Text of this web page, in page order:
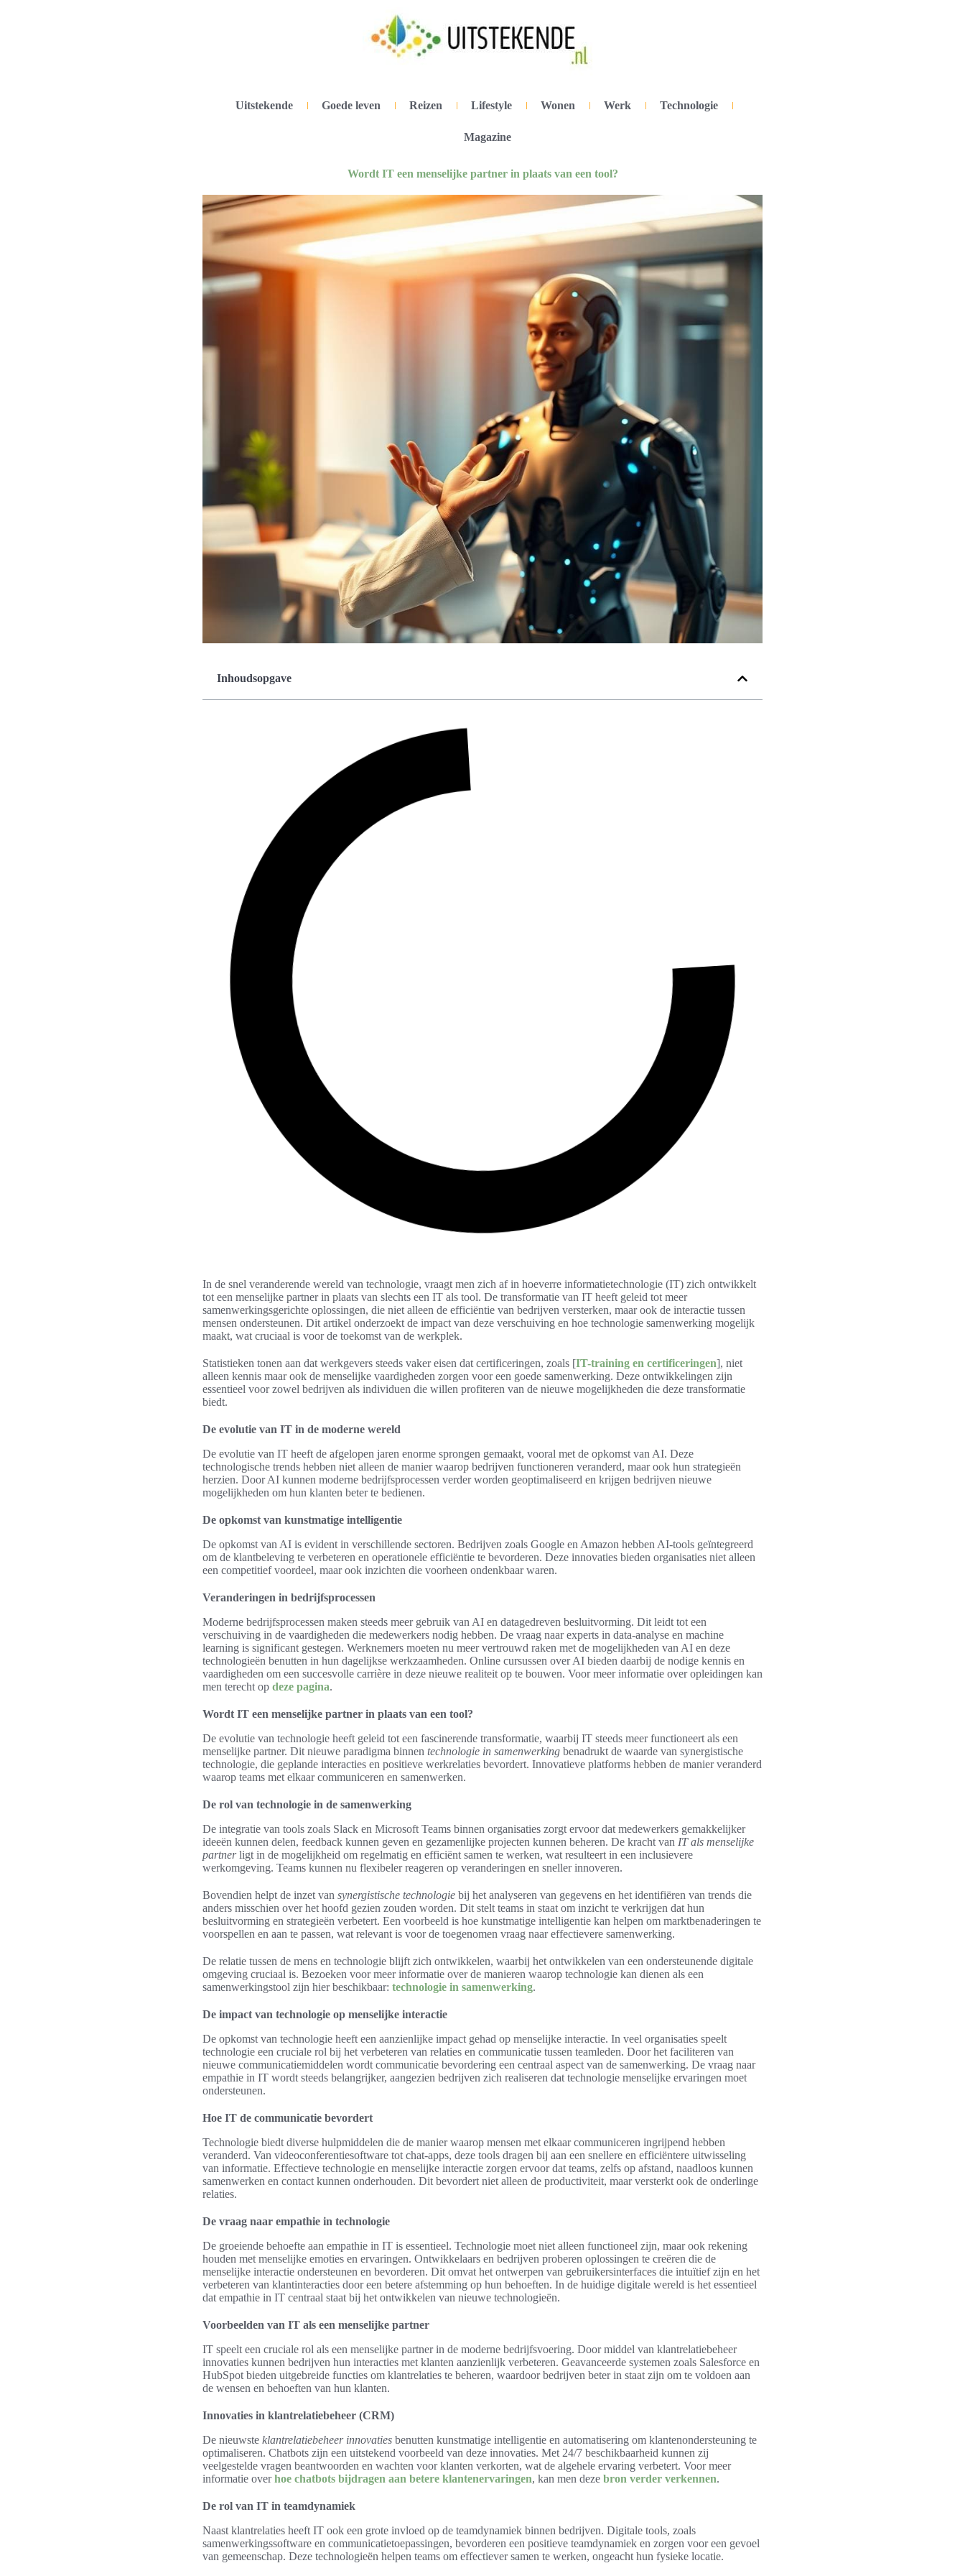
Uitstekende Goede leven Reizen Lifestyle Wonen Werk Technologie
Magazine
Wordt IT een menselijke partner in plaats van een tool?
Inhoudsopgave
In de snel veranderende wereld van technologie, vraagt men zich af in hoeverre informatietechnologie (IT) zich ontwikkelt
tot een menselijke partner in plaats van slechts een IT als tool. De transformatie van IT heeft geleid tot meer
samenwerkingsgerichte oplossingen, die niet alleen de efficiëntie van bedrijven versterken, maar ook de interactie tussen
mensen ondersteunen. Dit artikel onderzoekt de impact van deze verschuiving en hoe technologie samenwerking mogelijk
maakt, wat cruciaal is voor de toekomst van de werkplek.
Statistieken tonen aan dat werkgevers steeds vaker eisen dat certificeringen, zoals [IT-training en certificeringen], niet
alleen kennis maar ook de menselijke vaardigheden zorgen voor een goede samenwerking. Deze ontwikkelingen zijn
essentieel voor zowel bedrijven als individuen die willen profiteren van de nieuwe mogelijkheden die deze transformatie
biedt.
De evolutie van IT in de moderne wereld
De evolutie van IT heeft de afgelopen jaren enorme sprongen gemaakt, vooral met de opkomst van AI. Deze
technologische trends hebben niet alleen de manier waarop bedrijven functioneren veranderd, maar ook hun strategieën
herzien. Door AI kunnen moderne bedrijfsprocessen verder worden geoptimaliseerd en krijgen bedrijven nieuwe
mogelijkheden om hun klanten beter te bedienen.
De opkomst van kunstmatige intelligentie
De opkomst van AI is evident in verschillende sectoren. Bedrijven zoals Google en Amazon hebben AI-tools geïntegreerd
om de klantbeleving te verbeteren en operationele efficiëntie te bevorderen. Deze innovaties bieden organisaties niet alleen
een competitief voordeel, maar ook inzichten die voorheen ondenkbaar waren.
Veranderingen in bedrijfsprocessen
Moderne bedrijfsprocessen maken steeds meer gebruik van AI en datagedreven besluitvorming. Dit leidt tot een
verschuiving in de vaardigheden die medewerkers nodig hebben. De vraag naar experts in data-analyse en machine
learning is significant gestegen. Werknemers moeten nu meer vertrouwd raken met de mogelijkheden van AI en deze
technologieën benutten in hun dagelijkse werkzaamheden. Online cursussen over AI bieden daarbij de nodige kennis en
vaardigheden om een succesvolle carrière in deze nieuwe realiteit op te bouwen. Voor meer informatie over opleidingen kan
men terecht op deze pagina.
Wordt IT een menselijke partner in plaats van een tool?
De evolutie van technologie heeft geleid tot een fascinerende transformatie, waarbij IT steeds meer functioneert als een
menselijke partner. Dit nieuwe paradigma binnen technologie in samenwerking benadrukt de waarde van synergistische
technologie, die geplande interacties en positieve werkrelaties bevordert. Innovatieve platforms hebben de manier veranderd
waarop teams met elkaar communiceren en samenwerken.
De rol van technologie in de samenwerking
De integratie van tools zoals Slack en Microsoft Teams binnen organisaties zorgt ervoor dat medewerkers gemakkelijker
ideeën kunnen delen, feedback kunnen geven en gezamenlijke projecten kunnen beheren. De kracht van IT als menselijke
partnerligt in de mogelijkheid om regelmatig en efficiënt samen te werken, wat resulteert in een inclusievere
werkomgeving. Teams kunnen nu flexibeler reageren op veranderingen en sneller innoveren.
Bovendien helpt de inzet van synergistische technologie bij het analyseren van gegevens en het identifiëren van trends die
anders misschien over het hoofd gezien zouden worden. Dit stelt teams in staat om inzicht te verkrijgen dat hun
besluitvorming en strategieën verbetert. Een voorbeeld is hoe kunstmatige intelligentie kan helpen om marktbenaderingen te
voorspellen en aan te passen, wat relevant is voor de toegenomen vraag naar effectievere samenwerking.
De relatie tussen de mens en technologie blijft zich ontwikkelen, waarbij het ontwikkelen van een ondersteunende digitale
omgeving cruciaal is. Bezoeken voor meer informatie over de manieren waarop technologie kan dienen als een
samenwerkingstool zijn hier beschikbaar: technologie in samenwerking.
De impact van technologie op menselijke interactie
De opkomst van technologie heeft een aanzienlijke impact gehad op menselijke interactie. In veel organisaties speelt
technologie een cruciale rol bij het verbeteren van relaties en communicatie tussen teamleden. Door het faciliteren van
nieuwe communicatiemiddelen wordt communicatie bevordering een centraal aspect van de samenwerking. De vraag naar
empathie in IT wordt steeds belangrijker, aangezien bedrijven zich realiseren dat technologie menselijke ervaringen moet
ondersteunen.
Hoe IT de communicatie bevordert
Technologie biedt diverse hulpmiddelen die de manier waarop mensen met elkaar communiceren ingrijpend hebben
veranderd. Van videoconferentiesoftware tot chat-apps, deze tools dragen bij aan een snellere en efficiëntere uitwisseling
van informatie. Effectieve technologie en menselijke interactie zorgen ervoor dat teams, zelfs op afstand, naadloos kunnen
samenwerken en contact kunnen onderhouden. Dit bevordert niet alleen de productiviteit, maar versterkt ook de onderlinge
relaties.
De vraag naar empathie in technologie
De groeiende behoefte aan empathie in IT is essentieel. Technologie moet niet alleen functioneel zijn, maar ook rekening
houden met menselijke emoties en ervaringen. Ontwikkelaars en bedrijven proberen oplossingen te creëren die de
menselijke interactie ondersteunen en bevorderen. Dit omvat het ontwerpen van gebruikersinterfaces die intuïtief zijn en het
verbeteren van klantinteracties door een betere afstemming op hun behoeften. In de huidige digitale wereld is het essentieel
dat empathie in IT centraal staat bij het ontwikkelen van nieuwe technologieën.
Voorbeelden van IT als een menselijke partner
IT speelt een cruciale rol als een menselijke partner in de moderne bedrijfsvoering. Door middel van klantrelatiebeheer
innovaties kunnen bedrijven hun interacties met klanten aanzienlijk verbeteren. Geavanceerde systemen zoals Salesforce en
HubSpot bieden uitgebreide functies om klantrelaties te beheren, waardoor bedrijven beter in staat zijn om te voldoen aan
de wensen en behoeften van hun klanten.
Innovaties in klantrelatiebeheer (CRM)
De nieuwste klantrelatiebeheer innovaties benutten kunstmatige intelligentie en automatisering om klantenondersteuning te
optimaliseren. Chatbots zijn een uitstekend voorbeeld van deze innovaties. Met 24/7 beschikbaarheid kunnen zij
veelgestelde vragen beantwoorden en wachten voor klanten verkorten, wat de algehele ervaring verbetert. Voor meer
informatie overhoe chatbots bijdragen aan betere klantenervaringen, kan men deze bron verder verkennen.
De rol van IT in teamdynamiek
Naast klantrelaties heeft IT ook een grote invloed op de teamdynamiek binnen bedrijven. Digitale tools, zoals
samenwerkingssoftware en communicatietoepassingen, bevorderen een positieve teamdynamiek en zorgen voor een gevoel
van gemeenschap. Deze technologieën helpen teams om effectiever samen te werken, ongeacht hun fysieke locatie.